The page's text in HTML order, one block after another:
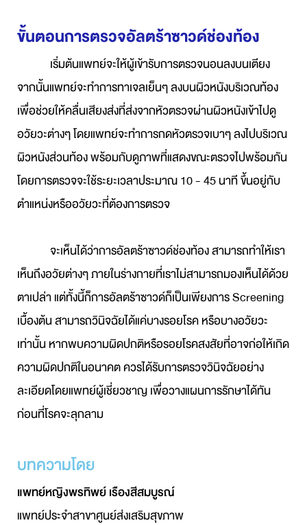
ขั้นตอนการตรวจอัลตร้าซาวด์ช่องท้อง
เริ่มต้นแพทย์จะให้ผู้เข้ารับการตรวจนอนลงบนเตียง
จากนั้นแพทย์จะทำการทาเจลเย็นๆ ลงบนผิวหนังบริเวณท้อง
เพื่อช่วยให้คลื่นเสียงส่งที่ส่งจากหัวตรวจผ่านผิวหนังเข้าไปดู
อวัยวะต่างๆ โดยแพทย์จะทำการกดหัวตรวจเบาๆ ลงไปบริเวณ
ผิวหนังส่วนท้อง พร้อมกับดูภาพที่แสดงขณะตรวจไปพร้อมกัน
โดยการตรวจจะใช้ระยะเวลาประมาณ 10 - 45 นาที ขึ้นอยู่กับ
ตำแหน่งหรืออวัยวะที่ต้องการตรวจ
จะเห็นได้ว่าการอัลตร้าซาวด์ช่องท้อง สามารถทำให้เรา
เห็นถึงอวัยต่างๆ ภายในร่างกายที่เราไม่สามารถมองเห็นได้ด้วย
ตาเปล่า แต่ทั้งนี้ก็การอัลตร้าซาวด์ก็เป็นเพียงการ Screening
เบื้องต้น สามารถวินิจฉัยได้แค่บางรอยโรค หรือบางอวัยวะ
เท่านั้น หากพบความผิดปกติหรือรอยโรคสงสัยที่อาจก่อให้เกิด
ความผิดปกติในอนาคต ควรได้รับการตรวจวินิจฉัยอย่าง
ละเอียดโดยแพทย์ผู้เชี่ยวชาญ เพื่อวางแผนการรักษาได้ทัน
ก่อนที่โรคจะลุกลาม
บทความโดย
แพทย์หญิงพรทิพย์ เรืองสีสมบูรณ์
แพทย์ประจำสาขาศูนย์ส่งเสริมสุขภาพ